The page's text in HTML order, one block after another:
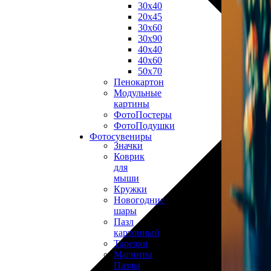
30х40
20х45
30х60
30х90
40х40
40х60
50х70
Пенокартон
Модульные
картины
ФотоПостеры
ФотоПодушки
Фотоcувениры
Значки
Коврик
для
мыши
Кружки
Новогодние
шары
Пазл
картонный
Тарелки
Магниты
Пазлы